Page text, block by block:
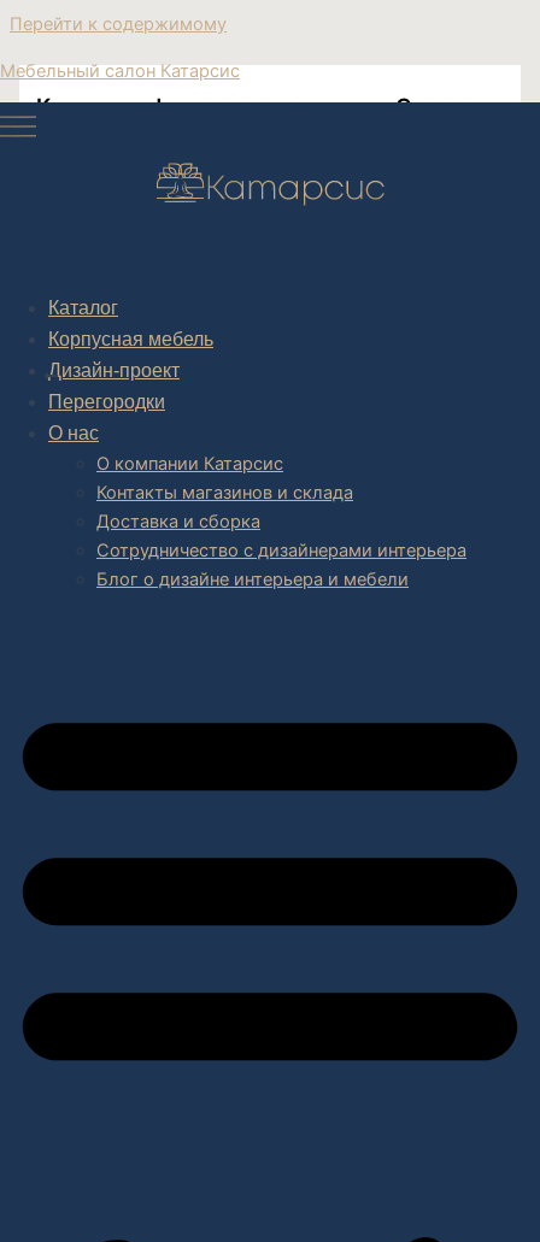
Перейти к содержимому
Мебельный салон Катарсис
Каталог
Корпусная мебель
Дизайн-проект
Перегородки
О нас
О компании Катарсис
Контакты магазинов и склада
Доставка и сборка
Сотрудничество с дизайнерами интерьера
Блог о дизайне интерьера и мебели
Кухни шкафы корпусная купить Скарлетт
Post navigation
НАЗАД